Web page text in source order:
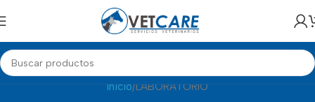
Inicio LABORATORIO